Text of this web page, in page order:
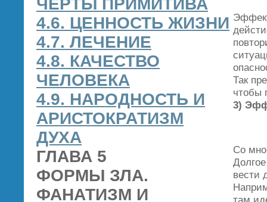
ЧЕРТЫ ПРИМИТИВА
4.6. ЦЕННОСТЬ ЖИЗНИ
4.7. ЛЕЧЕНИЕ
4.8. КАЧЕСТВО
ЧЕЛОВЕКА
4.9. НАРОДНОСТЬ И
АРИСТОКРАТИЗМ
ДУХА
ГЛАВА 5
ФОРМЫ ЗЛА.
ФАНАТИЗМ И
Так
чтобы
3)
Со
вести
там